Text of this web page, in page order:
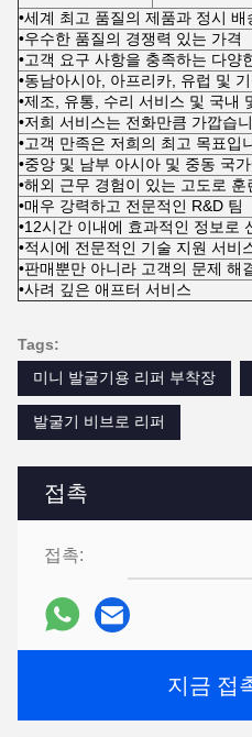
접촉
접촉:
지금 접
•세계 최고 품질의 제품과 정시 배
•우수한 품질의 경쟁력 있는 가격
•고객 요구 사항을 충족하는 다양
•동남아시아, 아프리카, 유럽 및
•제조, 유통, 수리 서비스 및 국내
•저희 서비스는 전화만큼 가깝습
•고객 만족은 저희의 최고 목표입
•중앙 및 남부 아시아 및 중동 국
•해외 근무 경험이 있는 고도로 훈
•매우 강력하고 전문적인 R&D 팀
•12시간 이내에 효과적인 정보로
•적시에 전문적인 기술 지원 서비
•판매뿐만 아니라 고객의 문제 해
•사려 깊은 애프터 서비스
Tags:
미니 발굴기용 리퍼 부착장
발굴기 비브로 리퍼